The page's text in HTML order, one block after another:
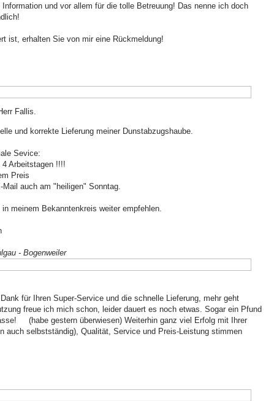
und vor allem für die tolle Betreuung! Das nenne ich doch
ist, erhalten Sie von mir eine Rückmeldung!
Fallis.
und korrekte Lieferung meiner Dunstabzugshaube.
Sevice:
4 Arbeitstagen !!!!
Preis
auch am "heiligen" Sonntag.
meinem Bekanntenkreis weiter empfehlen.
- Bogenweiler
für Ihren Super-Service und die schnelle Lieferung, mehr geht
freue ich mich schon, leider dauert es noch etwas. Sogar ein Pfund
(habe gestern überwiesen) Weiterhin ganz viel Erfolg mit Ihrer
auch selbstständig), Qualität, Service und Preis-Leistung stimmen